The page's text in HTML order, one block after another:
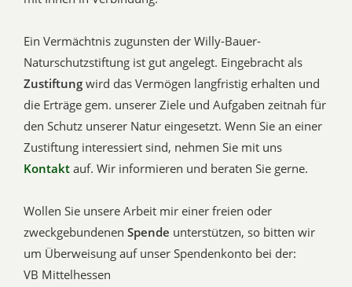
Ein Vermächtnis zugunsten der Willy-Bauer-
Naturschutzstiftung ist gut angelegt. Eingebracht als
Zustiftung wird das Vermögen langfristig erhalten und
die Erträge gem. unserer Ziele und Aufgaben zeitnah für
den Schutz unserer Natur eingesetzt. Wenn Sie an einer
Zustiftung interessiert sind, nehmen Sie mit uns
Kontakt auf. Wir informieren und beraten Sie gerne.
Wollen Sie unsere Arbeit mir einer freien oder
zweckgebundenen Spende unterstützen, so bitten wir
um Überweisung auf unser Spendenkonto bei der:
VB Mittelhessen